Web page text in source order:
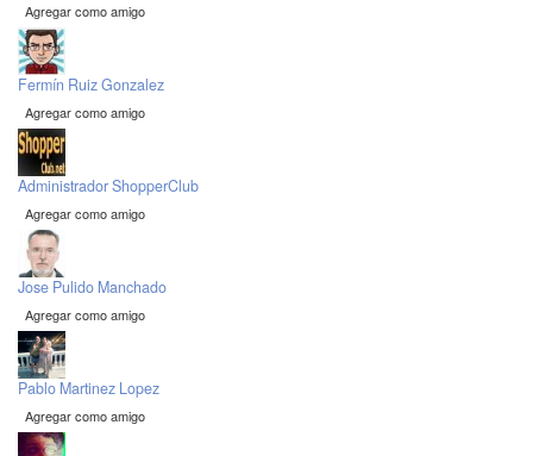
Agregar como amigo
Fermín Ruiz Gonzalez
Agregar como amigo
Administrador ShopperClub
Agregar como amigo
Jose Pulido Manchado
Agregar como amigo
Pablo Martinez Lopez
Agregar como amigo